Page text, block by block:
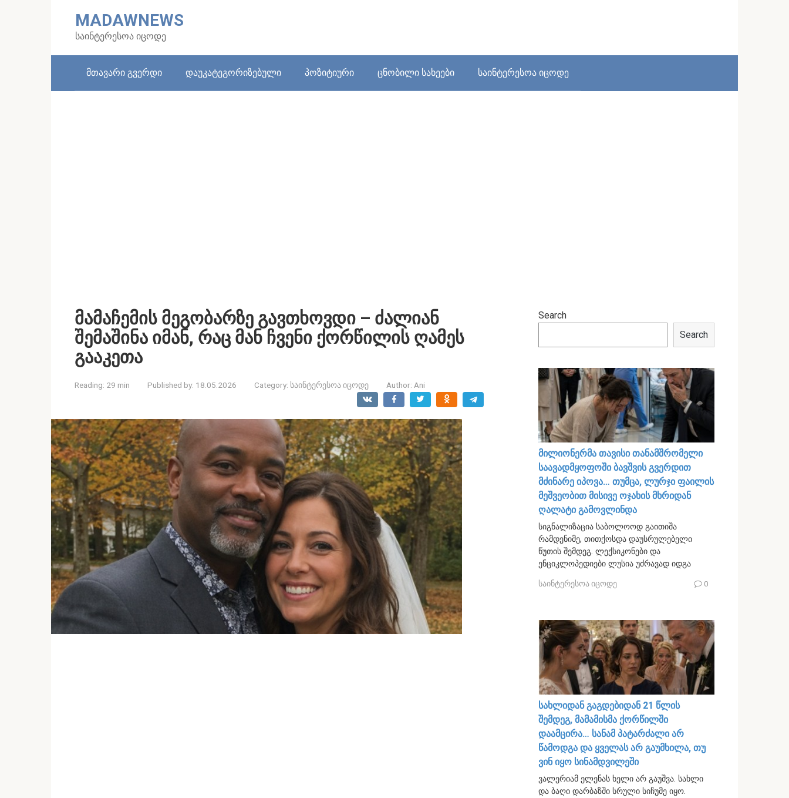
MADAWNEWS
საინტერესოა იცოდე
მთავარი გვერდი დაუკატეგორიზებული პოზიტიური ცნობილი სახეები საინტერესოა იცოდე
მამაჩემის მეგობარზე გავთხოვდი – ძალიან
შემაშინა იმან, რაც მან ჩვენი ქორწილის ღამეს
გააკეთა
Reading: 29 min Published by: 18.05.2026 Category: საინტერესოა იცოდე Author: Ani
Search
Search
მილიონერმა თავისი თანამშრომელი
საავადმყოფოში ბავშვის გვერდით
მძინარე იპოვა… თუმცა, ლურჯი ფაილის
მეშვეობით მისივე ოჯახის მხრიდან
ღალატი გამოვლინდა
სიგნალიზაცია საბოლოოდ გაითიშა
რამდენიმე, თითქოსდა დაუსრულებელი
წუთის შემდეგ. ლექსიკონები და
ენციკლოპედიები ლუსია უძრავად იდგა
საინტერესოა იცოდე 0
სახლიდან გაგდებიდან 21 წლის
შემდეგ, მამამისმა ქორწილში
დაამცირა… სანამ პატარძალი არ
წამოდგა და ყველას არ გაუმხილა, თუ
ვინ იყო სინამდვილეში
ვალერიამ ელენას ხელი არ გაუშვა. სახლი
და ბაღი დარბაზში სრული სიჩუმე იყო.